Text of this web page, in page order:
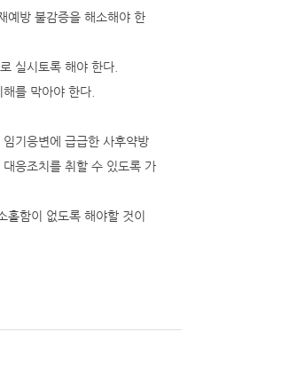
예방 불감증을 해소해야 한
실시토록 해야 한다.
를 막아야 한다.
기응변에 급급한 사후약방
응조치를 취할 수 있도록 가
함이 없도록 해야할 것이